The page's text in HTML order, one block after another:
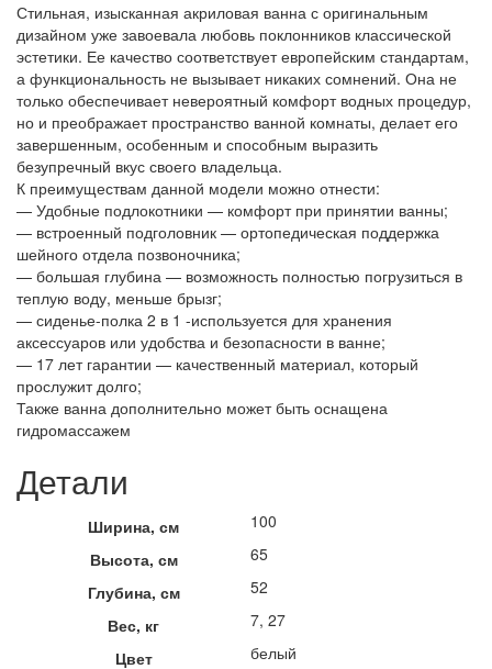
Стильная, изысканная акриловая ванна с оригинальным
дизайном уже завоевала любовь поклонников классической
эстетики. Ее качество соответствует европейским стандартам,
а функциональность не вызывает никаких сомнений. Она не
только обеспечивает невероятный комфорт водных процедур,
но и преображает пространство ванной комнаты, делает его
завершенным, особенным и способным выразить
безупречный вкус своего владельца.
К преимуществам данной модели можно отнести:
— Удобные подлокотники — комфорт при принятии ванны;
— встроенный подголовник — ортопедическая поддержка
шейного отдела позвоночника;
— большая глубина — возможность полностью погрузиться в
теплую воду, меньше брызг;
— сиденье-полка 2 в 1 -используется для хранения
аксессуаров или удобства и безопасности в ванне;
— 17 лет гарантии — качественный материал, который
прослужит долго;
Также ванна дополнительно может быть оснащена
гидромассажем
Детали
Ширина, см
100
Высота, см
65
Глубина, см
52
Вес, кг
7, 27
Цвет
белый